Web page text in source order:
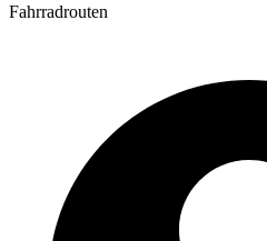
Fahrradrouten